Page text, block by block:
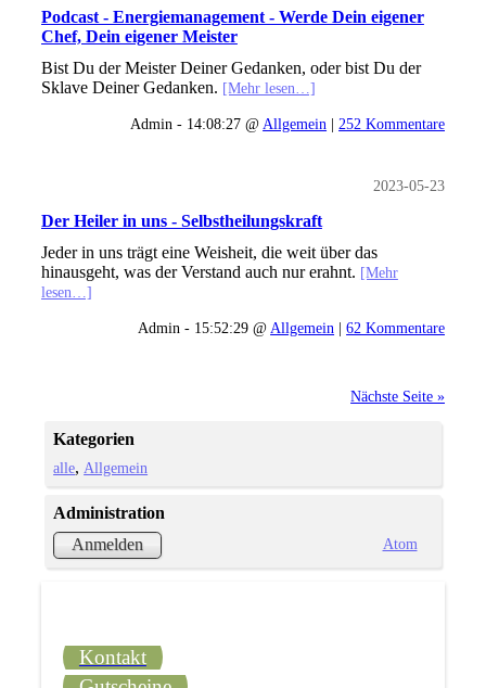
Podcast - Energiemanagement - Werde Dein eigener
Chef, Dein eigener Meister
Bist Du der Meister Deiner Gedanken, oder bist Du der
Sklave Deiner Gedanken. [Mehr lesen…]
Admin - 14:08:27 @Allgemein |252 Kommentare
2023-05-23
Der Heiler in uns - Selbstheilungskraft
Jeder in uns trägt eine Weisheit, die weit über das
hinausgeht, was der Verstand auch nur erahnt. [Mehr
lesen…]
Admin - 15:52:29 @ Allgemein |62 Kommentare
Nächste Seite »
Kategorien
alle Allgemein
Administration
Anmelden
Atom
Kontakt